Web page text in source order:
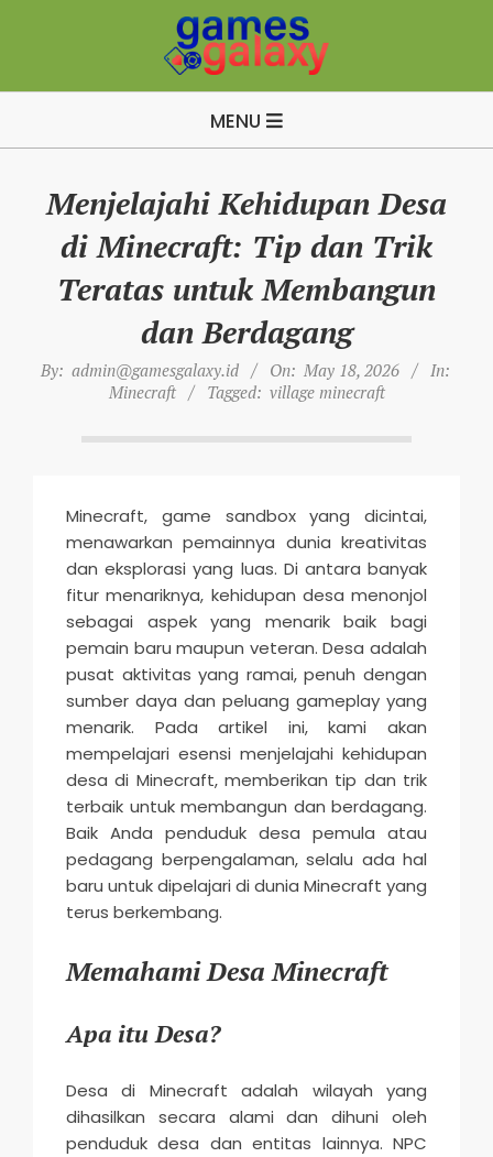
B
i
MENU
Menjelajahi Kehidupan Desa
di Minecraft: Tip dan Trik
Teratas untuk Membangun
dan Berdagang
By: admin@gamesgalaxy.id On: May 18, 2026
In:
Minecraft
Tagged: village minecraft
Minecraft, game sandbox yang dicintai,
menawarkan pemainnya dunia kreativitas
dan eksplorasi yang luas. Di antara banyak
fitur menariknya, kehidupan desa menonjol
sebagai aspek yang menarik baik bagi
pemain baru maupun veteran. Desa adalah
pusat aktivitas yang ramai, penuh dengan
sumber daya dan peluang gameplay yang
menarik. Pada artikel ini, kami akan
mempelajari esensi menjelajahi kehidupan
desa di Minecraft, memberikan tip dan trik
terbaik untuk membangun dan berdagang.
Baik Anda penduduk desa pemula atau
pedagang berpengalaman, selalu ada hal
baru untuk dipelajari di dunia Minecraft yang
terus berkembang.
Memahami Desa Minecraft
Apa itu Desa?
Desa di Minecraft adalah wilayah yang
dihasilkan secara alami dan dihuni oleh
penduduk desa dan entitas lainnya. NPC